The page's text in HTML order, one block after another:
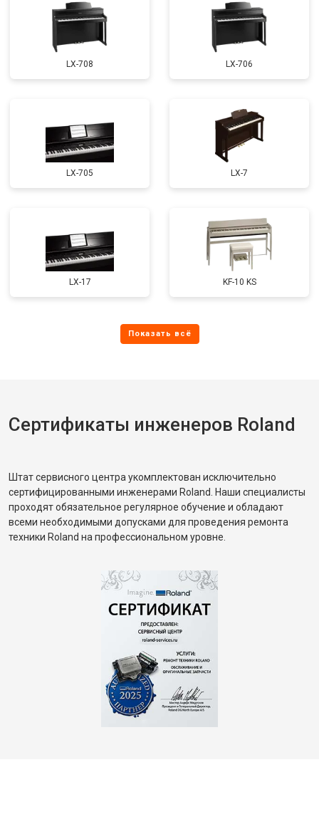
LX-708 LX-706
LX-705 LX-7
LX-17 KF-10 KS
Сертификаты инженеров Roland
Штат сервисного центра укомплектован исключительно
сертифицированными инженерами Roland. Наши специалисты
проходят обязательное регулярное обучение и обладают
всеми необходимыми допусками для проведения ремонта
техники Roland на профессиональном уровне.